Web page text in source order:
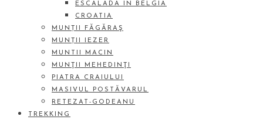
ESCALADA IN BELGIA
CROATIA
MUNȚII FĂGĂRAŞ
MUNȚII IEZER
MUNTII MACIN
MUNŢII MEHEDINŢI
PIATRA CRAIULUI
MASIVUL POSTĂVARUL
RETEZAT-GODEANU
TREKKING